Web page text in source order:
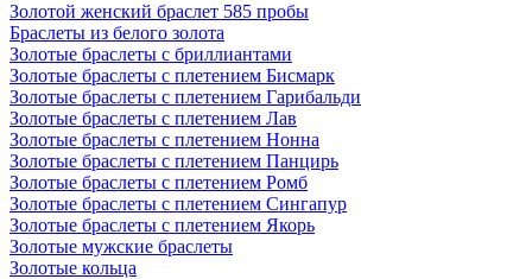
Золотой женский браслет 585 пробы
Браслеты из белого золота
Золотые браслеты с бриллиантами
Золотые браслеты с плетением Бисмарк
Золотые браслеты с плетением Гарибальди
Золотые браслеты с плетением Лав
Золотые браслеты с плетением Нонна
Золотые браслеты с плетением Панцирь
Золотые браслеты с плетением Ромб
Золотые браслеты с плетением Сингапур
Золотые браслеты с плетением Якорь
Золотые мужские браслеты
Золотые кольца